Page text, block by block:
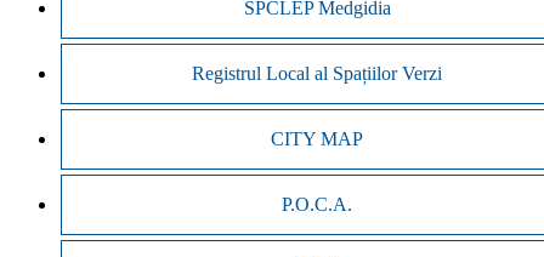
SPCLEP Medgidia
Registrul Local al Spațiilor Verzi
CITY MAP
P.O.C.A.